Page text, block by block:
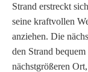
Strand erstreckt
seine kraftvollen
anziehen. Die
den Strand
nächstgrößeren